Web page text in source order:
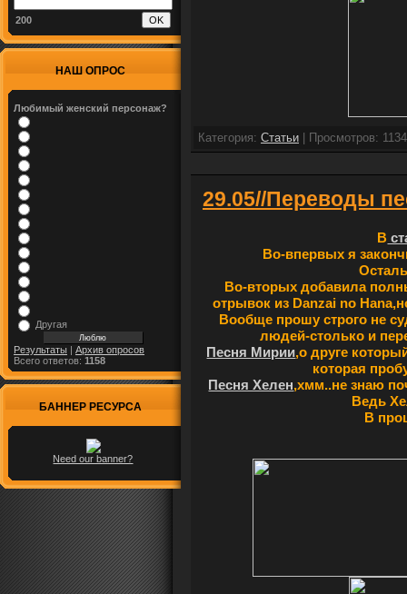
200
НАШ ОПРОС
Любимый женский персонаж?
Другая
Результаты | Архив опросов
Всего ответов: 1158
БАННЕР РЕСУРСА
Need our banner?
Категория: Cтатьи | Просмотров:
29.05//Переводы
В
Во-впервых я
Во-вторых добавила
отрывок из Danzai no
Вообще прошу строго не
людей-столько и
Песня Мирии,о друге
которая
Песня Хелен,хмм..не знаю
Ведь
В